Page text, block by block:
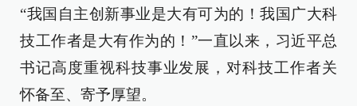
“我国自主创新事业是大有可为的！我国广大科
技工作者是大有作为的！”一直以来，习近平总
书记高度重视科技事业发展，对科技工作者关
怀备至、寄予厚望。